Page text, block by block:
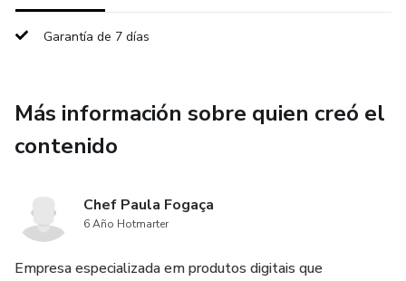
Garantía de 7 días
Más información sobre quien creó el
contenido
Chef Paula Fogaça
6 Año Hotmarter
Empresa especializada em produtos digitais que